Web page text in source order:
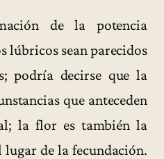
de la potencia
lúbricos sean parecidos
podría decirse que la
que anteceden
la flor es también la
de la fecundación.